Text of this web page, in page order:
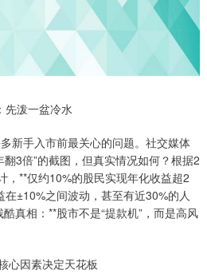
先泼一盆冷水
新手入市前最关心的问题。社交媒体
翻3倍”的截图，但真实情况如何？根据2
，**仅约10%的股民实现年化收益超2
±10%之间波动，甚至有近30%的人
真相：**股市不是“提款机”，而是高风
心因素决定天花板